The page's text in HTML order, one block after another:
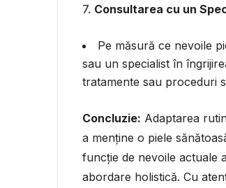
7. Consultarea cu un
Pe măsură ce nevoile
sau un specialist în
tratamente sau proceduri
Concluzie: Adaptarea
a menține o piele
funcție de nevoile actuale
abordare holistică. Cu